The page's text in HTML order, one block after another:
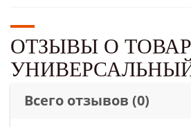
ОТЗЫВЫ О
Всего отзывов (0)